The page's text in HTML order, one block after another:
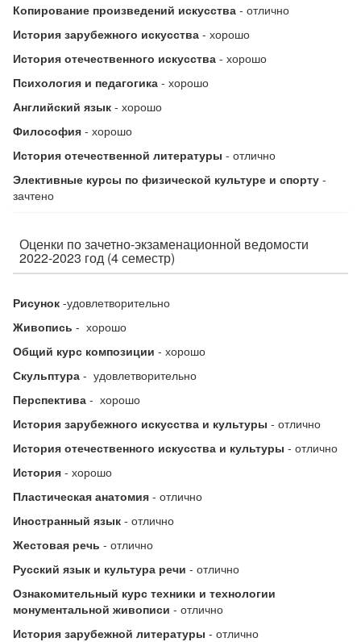
Копирование произведений искусства - отлично
История зарубежного искусства - хорошо
История отечественного искусства - хорошо
Психология и педагогика - хорошо
Английский язык - хорошо
Философия - хорошо
История отечественной литературы - отлично
Элективные курсы по физической культуре и спорту -
зачтено
Оценки по зачетно-экзаменационной ведомости
2022-2023 год (4 семестр)
Рисунок -удовлетворительно
Живопись - хорошо
Общий курс композиции - хорошо
Скульптура - удовлетворительно
Перспектива - хорошо
История зарубежного искусства и культуры - отлично
История отечественного искусства и культуры - отлично
История - хорошо
Пластическая анатомия - отлично
Иностранный язык - отлично
Жестовая речь - отлично
Русский язык и культура речи - отлично
Ознакомительный курс техники и технологии
монументальной живописи - отлично
История зарубежной литературы - отлично